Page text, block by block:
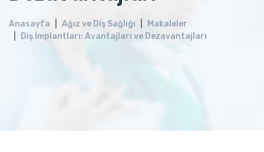
Anasayfa Ağız ve Diş Sağlığı
Makaleler
Diş İmplantları: Avantajları ve Dezavantajları